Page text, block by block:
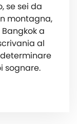
se sei da
montagna,
a
al
sognare.